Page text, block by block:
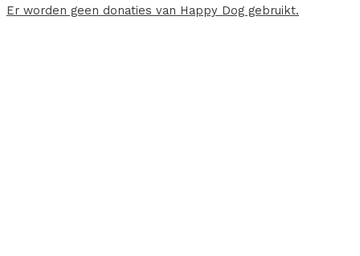
Er worden geen donaties van Happy Dog gebruikt.